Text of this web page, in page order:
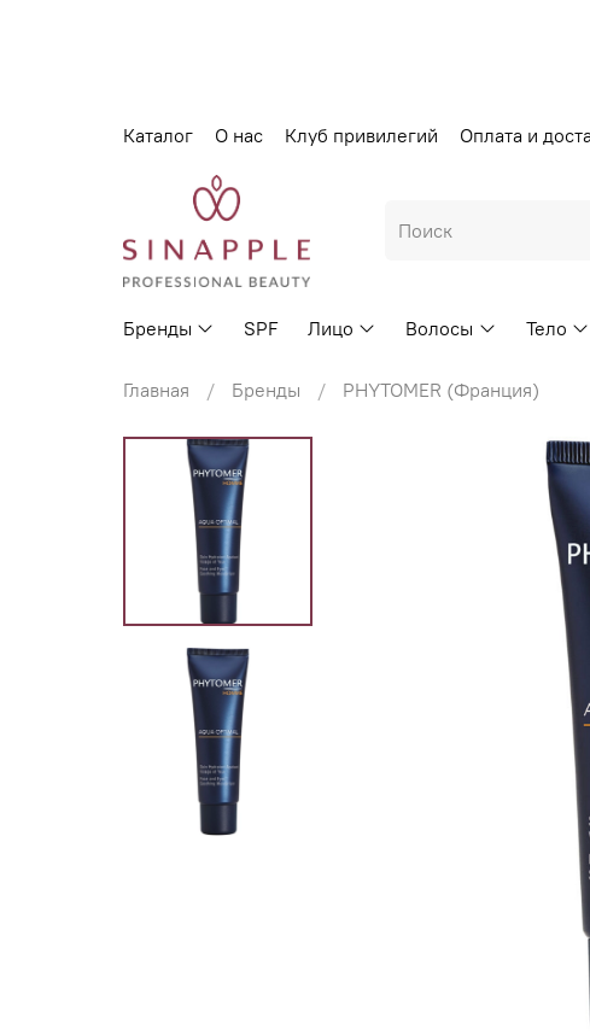
Каталог О нас Клуб привилегий Оплата и
Бренды SPF Лицо Волосы Тело
Главная Бренды PHYTOMER (Франция)